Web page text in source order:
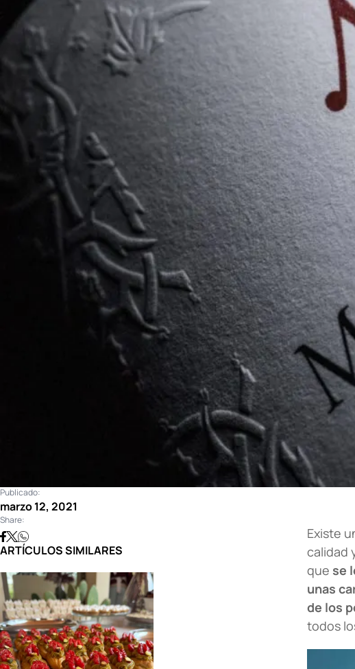
Existe
calidad
que se
unas
de los
todos
Publicado:
marzo 12, 2021
Share:
ARTÍCULOS SIMILARES